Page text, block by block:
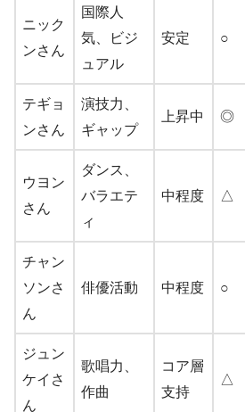
ニック
ンさん
国際人
気、ビジ
ュアル
安定 ○
テギョ
ンさん
演技力、
ギャップ
上昇中 ◎
ウヨン
さん
ダンス、
バラエテ
ィ
中程度 △
チャン
ソンさ
ん
俳優活動 中程度 ○
ジュン
ケイさ
ん
歌唱力、
作曲
コア層
支持
△